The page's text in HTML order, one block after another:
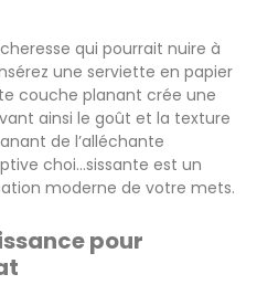
qui pourrait nuire à
une serviette en papier
couche planant crée une
ainsi le goût et la texture
de l’alléchante
choi…sissante est un
moderne de votre mets.
pour